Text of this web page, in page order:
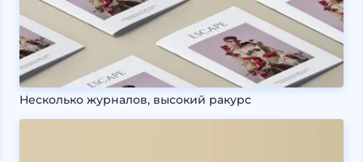
Несколько журналов, высокий ракурс